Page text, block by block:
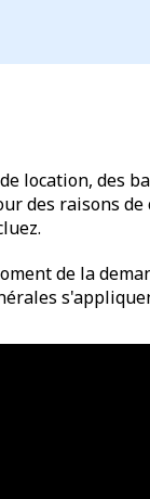
location, des
des raisons
de la